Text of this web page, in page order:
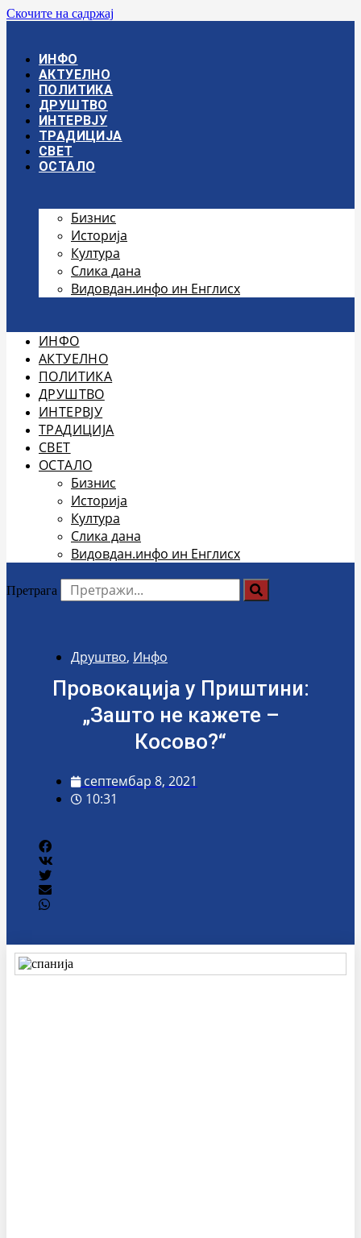
Скочите на садржај
ИНФО
АКТУЕЛНО
ПОЛИТИКА
ДРУШТВО
ИНТЕРВЈУ
ТРАДИЦИЈА
СВЕТ
ОСТАЛО
Бизнис
Историја
Култура
Слика дана
Видовдан.инфо ин Енглисх
ИНФО
АКТУЕЛНО
ПОЛИТИКА
ДРУШТВО
ИНТЕРВЈУ
ТРАДИЦИЈА
СВЕТ
ОСТАЛО
Бизнис
Историја
Култура
Слика дана
Видовдан.инфо ин Енглисх
Претрага
Друштво, Инфо
Провокација у Приштини:
„Зашто не кажете –
Косово?“
септембар 8, 2021
10:31